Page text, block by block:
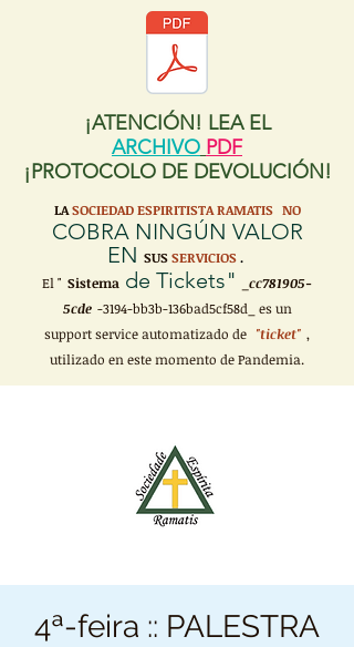
¡ATENCIÓN! LEA EL
ARCHIVO PDF
¡PROTOCOLO DE DEVOLUCIÓN!
LA SOCIEDAD ESPIRITISTA RAMATIS NO
COBRA NINGÚN VALOR
EN SUSSERVICIOS.
El " Sistema de Tickets"
_cc781905-
5cde -3194-bb3b-136bad5cf58d_ es un
support service automatizado de "ticket" ,
utilizado en este momento de Pandemia.
4ª-feira :: PALESTRA